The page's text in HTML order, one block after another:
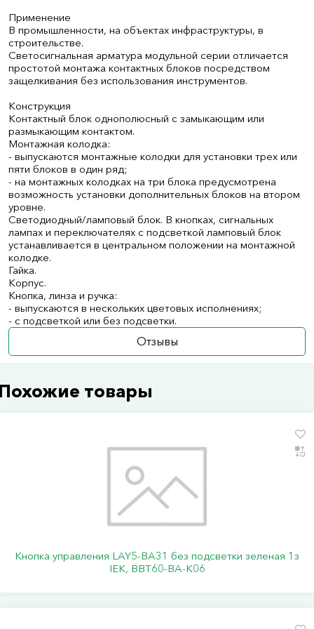
Применение
В промышленности, на объектах инфраструктуры, в
строительстве.
Светосигнальная арматура модульной серии отличается
простотой монтажа контактных блоков посредством
защелкивания без использования инструментов.
Конструкция
Контактный блок однополюсный с замыкающим или
размыкающим контактом.
Монтажная колодка:
- выпускаются монтажные колодки для установки трех или
пяти блоков в один ряд;
- на монтажных колодках на три блока предусмотрена
возможность установки дополнительных блоков на втором
уровне.
Светодиодный/ламповый блок. В кнопках, сигнальных
лампах и переключателях с подсветкой ламповый блок
устанавливается в центральном положении на монтажной
колодке.
Гайка.
Корпус.
Кнопка, линза и ручка:
- выпускаются в нескольких цветовых исполнениях;
- с подсветкой или без подсветки.
Отзывы
товары
Кнопка управления LAY5-BA31 без подсветки зеленая 1з
IEK, BBT60-BA-K06